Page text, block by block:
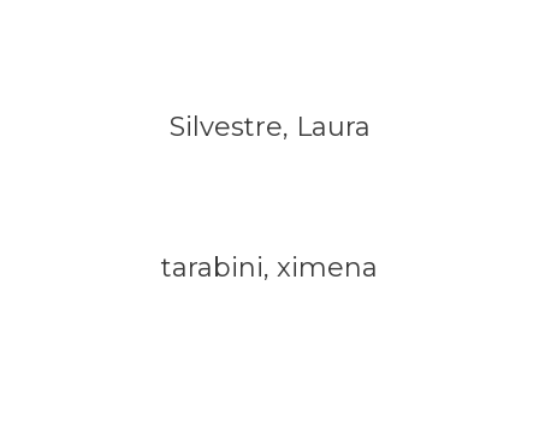
Silvestre, Laura
tarabini, ximena